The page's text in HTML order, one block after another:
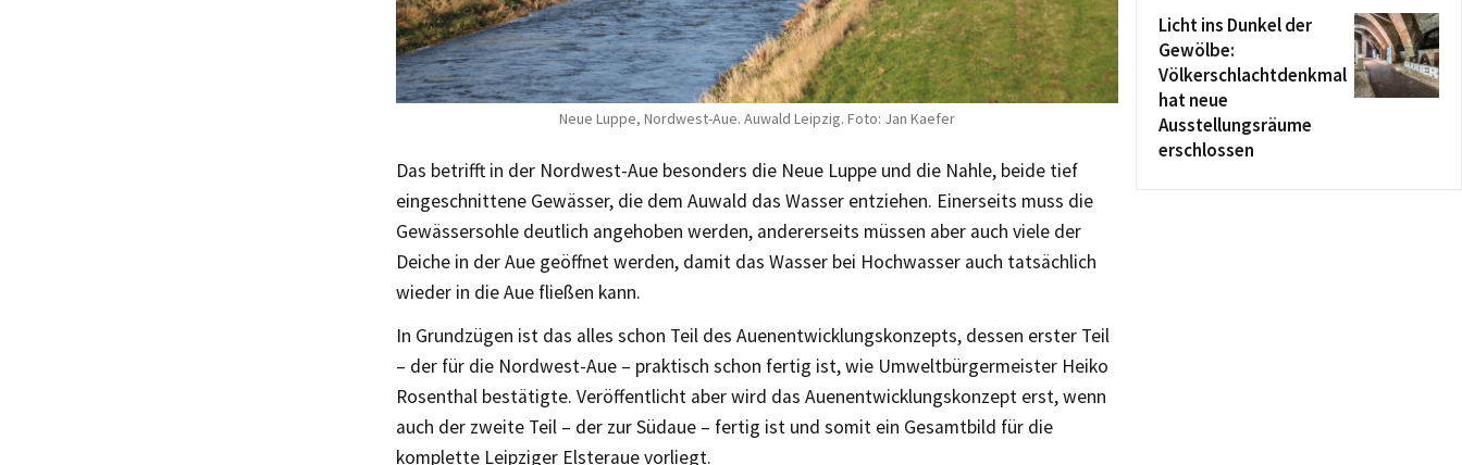
Neue Luppe, Nordwest-Aue. Auwald Leipzig. Foto: Jan Kaefer
Das betrifft in der Nordwest-Aue besonders die Neue Luppe und die Nahle, beide tief
eingeschnittene Gewässer, die dem Auwald das Wasser entziehen. Einerseits muss die
Gewässersohle deutlich angehoben werden, andererseits müssen aber auch viele der
Deiche in der Aue geöffnet werden, damit das Wasser bei Hochwasser auch tatsächlich
wieder in die Aue fließen kann.
In Grundzügen ist das alles schon Teil des Auenentwicklungskonzepts, dessen erster Teil
– der für die Nordwest-Aue – praktisch schon fertig ist, wie Umweltbürgermeister Heiko
Rosenthal bestätigte. Veröffentlicht aber wird das Auenentwicklungskonzept erst, wenn
auch der zweite Teil – der zur Südaue – fertig ist und somit ein Gesamtbild für die
komplette Leipziger Elsteraue vorliegt.
Licht ins Dunkel der
Gewölbe:
Völkerschlachtdenkmal
hat neue
Ausstellungsräume
erschlossen